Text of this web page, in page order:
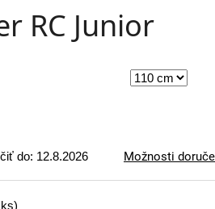
RC Junior
do: 12.8.2026 Možnosti